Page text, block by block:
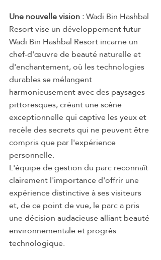
Une nouvelle vision : Wadi Bin Hashbal
Resort vise un développement futur
Wadi Bin Hashbal Resort incarne un
chef-d'œuvre de beauté naturelle et
d'enchantement, où les technologies
durables se mélangent
harmonieusement avec des paysages
pittoresques, créant une scène
exceptionnelle qui captive les yeux et
recèle des secrets qui ne peuvent être
compris que par l'expérience
personnelle.
L'équipe de gestion du parc reconnaît
clairement l'importance d'offrir une
expérience distinctive à ses visiteurs
et, de ce point de vue, le parc a pris
une décision audacieuse alliant beauté
environnementale et progrès
technologique.